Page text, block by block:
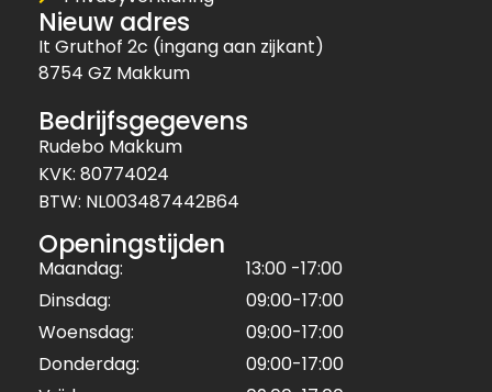
Nieuw adres
It Gruthof 2c (ingang aan zijkant)
8754 GZ Makkum
Bedrijfsgegevens
Rudebo Makkum
KVK: 80774024
BTW: NL003487442B64
Openingstijden
Maandag:
13:00 -17:00
Dinsdag:
09:00-17:00
Woensdag:
09:00-17:00
Donderdag:
09:00-17:00